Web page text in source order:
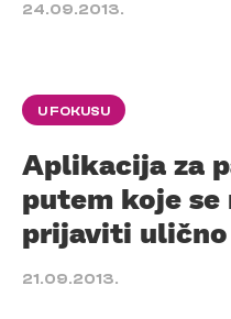
24.09.2013.
U FOKUSU
Aplikacija za
putem koje se
prijaviti ulično
21.09.2013.